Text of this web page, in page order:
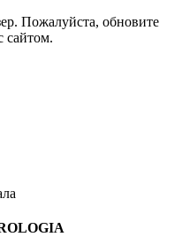
Пожалуйста, обновите
сайтом.